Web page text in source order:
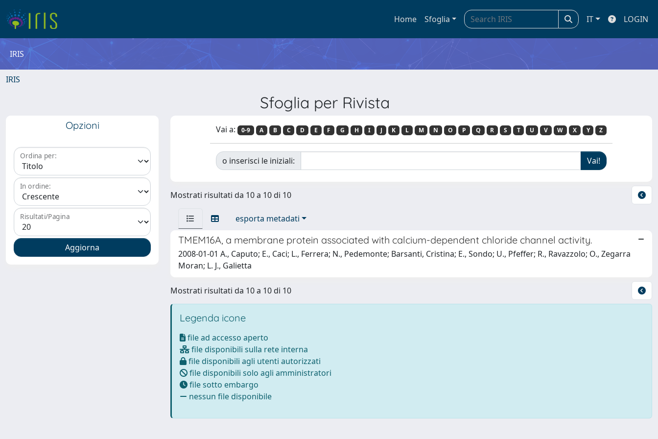
Home Sfoglia IT LOGIN
IRIS
IRIS
Sfoglia per Rivista
Opzioni
Ordina per:
In ordine:
Risultati/Pagina
Vai a: 0-9 A B C D E F G H I J K L M N O P Q R S T U V W X Y Z
o inserisci le iniziali:
Mostrati risultati da 10 a 10 di 10
esporta metadati
TMEM16A, a membrane protein associated with calcium-dependent chloride channel activity.
2008-01-01 A., Caputo; E., Caci; L., Ferrera; N., Pedemonte; Barsanti, Cristina; E., Sondo; U., Pfeffer; R., Ravazzolo; O., Zegarra
Moran; L. J., Galietta
Mostrati risultati da 10 a 10 di 10
Legenda icone
file ad accesso aperto
file disponibili sulla rete interna
file disponibili agli utenti autorizzati
file disponibili solo agli amministratori
file sotto embargo
nessun file disponibile